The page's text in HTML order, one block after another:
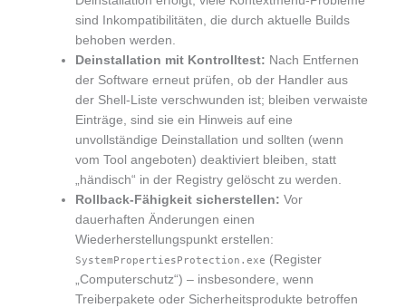
sind Inkompatibilitäten, die durch aktuelle Builds
behoben werden.
Deinstallation mit Kontrolltest: Nach Entfernen
der Software erneut prüfen, ob der Handler aus
der Shell-Liste verschwunden ist; bleiben verwaiste
Einträge, sind sie ein Hinweis auf eine
unvollständige Deinstallation und sollten (wenn
vom Tool angeboten) deaktiviert bleiben, statt
„händisch“ in der Registry gelöscht zu werden.
Rollback-Fähigkeit sicherstellen: Vor
dauerhaften Änderungen einen
Wiederherstellungspunkt erstellen:
SystemPropertiesProtection.exe (Register
„Computerschutz“) – insbesondere, wenn
Treiberpakete oder Sicherheitsprodukte betroffen